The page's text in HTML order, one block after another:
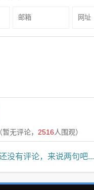
（暂无评论，2516人围观）
没有评论，来说两句吧...